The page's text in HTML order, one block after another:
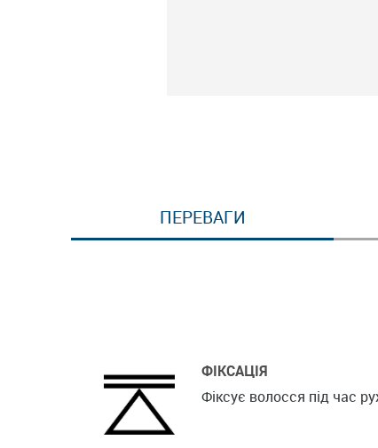
ПЕРЕВАГИ
ФІКСАЦІЯ
Фіксує волосся під час